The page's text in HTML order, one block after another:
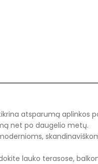
atsparumą aplinkos
net po daugelio metų.
lauko terasose,